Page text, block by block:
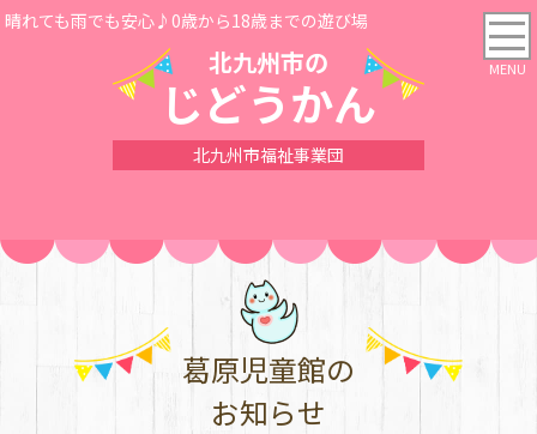
晴れても雨でも安心♪0歳から18歳までの遊び場
北九州市の
じどうかん
北九州市福祉事業団
葛原児童館の
お知らせ